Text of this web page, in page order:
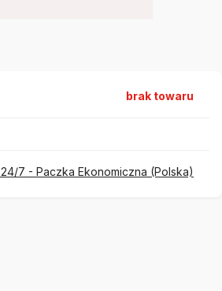
brak towaru
7 - Paczka Ekonomiczna (Polska)